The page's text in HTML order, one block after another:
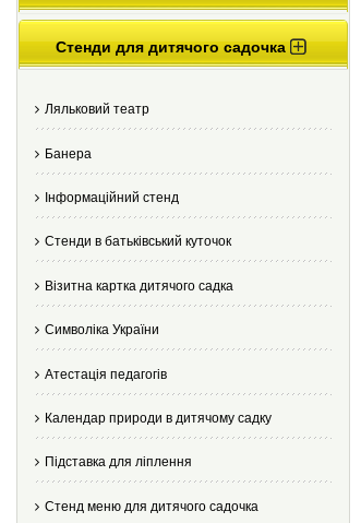
Стенди для дитячого садочка
Ляльковий театр
Банера
Інформаційний стенд
Стенди в батьківський куточок
Візитна картка дитячого садка
Cимволіка України
Атестація педагогів
Календар природи в дитячому садку
Підставка для ліплення
Стенд меню для дитячого садочка